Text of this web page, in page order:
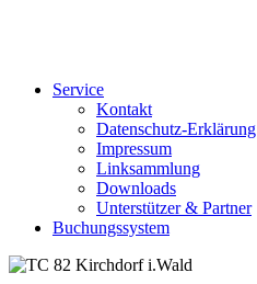
Service
Kontakt
Datenschutz-Erklärung
Impressum
Linksammlung
Downloads
Unterstützer & Partner
Buchungssystem